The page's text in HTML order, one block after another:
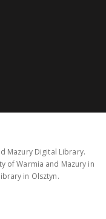
Mazury Digital Library.
of Warmia and Mazury in
in Olsztyn.